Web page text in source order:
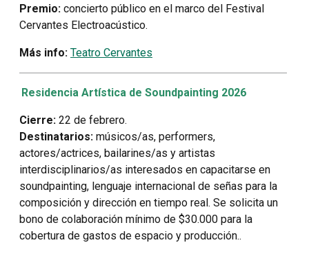
Premio: concierto público en el marco del Festival
Cervantes Electroacústico.
Más info: Teatro Cervantes
Residencia Artística de Soundpainting 2026
Cierre: 22 de febrero.
Destinatarios: músicos/as, performers,
actores/actrices, bailarines/as y artistas
interdisciplinarios/as interesados en capacitarse en
soundpainting, lenguaje internacional de señas para la
composición y dirección en tiempo real. Se solicita un
bono de colaboración mínimo de $30.000 para la
cobertura de gastos de espacio y producción..